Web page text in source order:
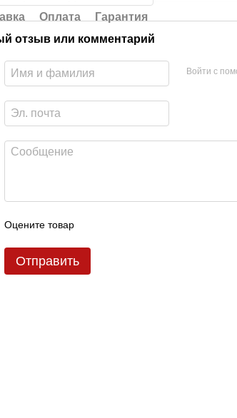
Оплата
Гарантия
отзыв или комментарий
Войти с
Оцените товар
Отправить